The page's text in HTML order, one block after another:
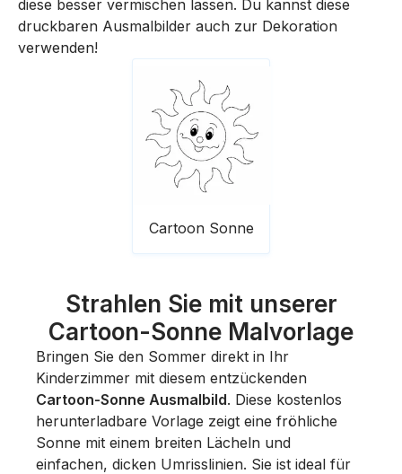
diese besser vermischen lassen. Du kannst diese
druckbaren Ausmalbilder auch zur Dekoration
verwenden!
Cartoon Sonne
Strahlen Sie mit unserer
Cartoon-Sonne Malvorlage
Bringen Sie den Sommer direkt in Ihr
Kinderzimmer mit diesem entzückenden
Cartoon-Sonne Ausmalbild. Diese kostenlos
herunterladbare Vorlage zeigt eine fröhliche
Sonne mit einem breiten Lächeln und
einfachen, dicken Umrisslinien. Sie ist ideal für